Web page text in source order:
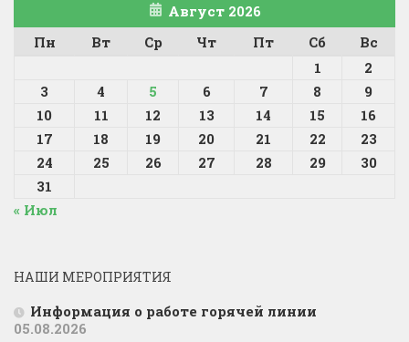
Август 2026
Пн
Вт Ср Чт Пт Сб
Вс
1
2
3
4 5 6 7 8
9
10
11 12 13 14 15
16
17
18 19 20 21 22
23
24
25 26 27 28 29
30
31
« Июл
НАШИ МЕРОПРИЯТИЯ
Информация о работе горячей линии
05.08.2026